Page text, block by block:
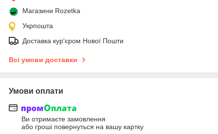
Магазини Rozetka
Укрпошта
Доставка кур'єром Нової Пошти
Всі умови доставки
Умови оплати
Ви отримаєте замовлення
або гроші повернуться на вашу картку